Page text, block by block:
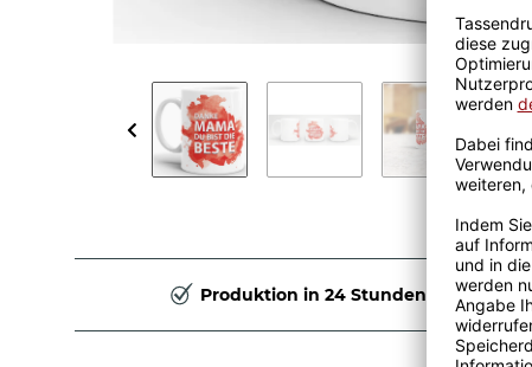
Produktion in 24 Stunden